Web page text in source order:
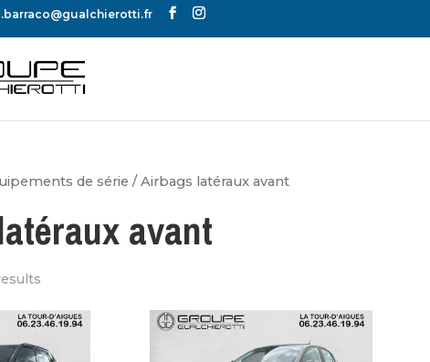
de série / Airbags latéraux avant
avant